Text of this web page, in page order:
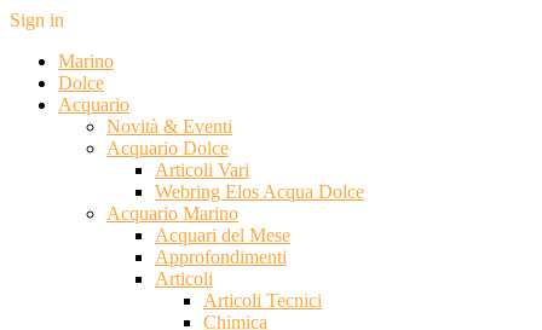
Sign in
Marino
Dolce
Acquario
Novità & Eventi
Acquario Dolce
Articoli Vari
Webring Elos Acqua Dolce
Acquario Marino
Acquari del Mese
Approfondimenti
Articoli
Articoli Tecnici
Chimica